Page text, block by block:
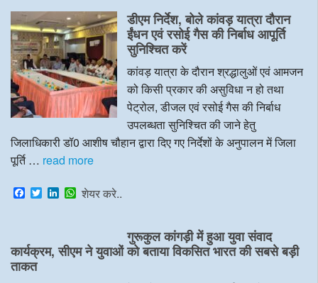
e
b
o
o
k
t
t
e
r
k
e
d
I
n
t
s
A
p
p
डीएम निर्देश, बोले कांवड़ यात्रा दौरान
ईंधन एवं रसोई गैस की निर्बाध आपूर्ति
सुनिश्चित करें
कांवड़ यात्रा के दौरान श्रद्धालुओं एवं आमजन
को किसी प्रकार की असुविधा न हो तथा
पेट्रोल, डीजल एवं रसोई गैस की निर्बाध
उपलब्धता सुनिश्चित की जाने हेतु
जिलाधिकारी डॉ0 आशीष चौहान द्वारा दिए गए निर्देशों के अनुपालन में जिला
पूर्ति … read more
F
a
o
o
k
T
w
e
r
L
d
I
W
A
p
शेयर करे..
गुरूकुल कांगड़ी में हुआ युवा संवाद
कार्यक्रम, सीएम ने युवाओं को बताया विकसित भारत की सबसे बड़ी
ताकत